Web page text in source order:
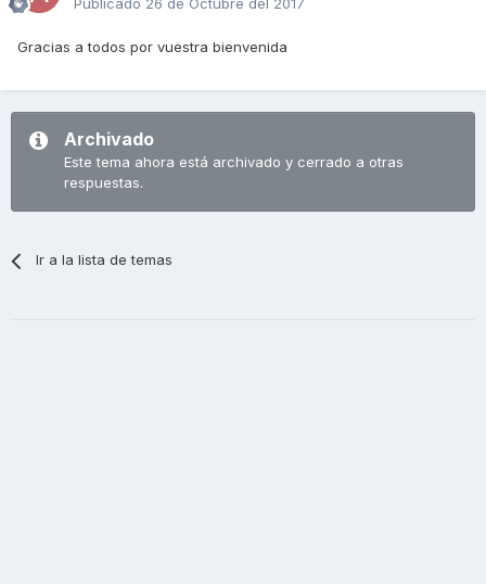
Publicado 26 de Octubre del 2017
Gracias a todos por vuestra bienvenida
Archivado
Este tema ahora está archivado y cerrado a otras
respuestas.
Ir a la lista de temas